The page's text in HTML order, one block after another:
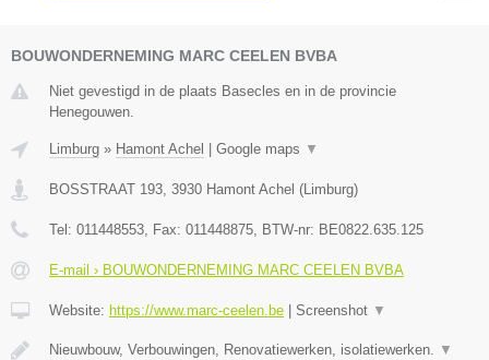
BOUWONDERNEMING MARC CEELEN BVBA
Niet gevestigd in de plaats Basecles en in de provincie
Henegouwen.
Limburg » Hamont Achel Google maps ▼
BOSSTRAAT 193 3930 Hamont Achel ( Limburg)
Tel: 011448553 , Fax: 011448875 , BTW-nr: BE0822.635.125
E-mail › BOUWONDERNEMING MARC CEELEN BVBA
Website: https://www.marc-ceelen.be Screenshot ▼
Nieuwbouw, Verbouwingen, Renovatiewerken, isolatiewerken. ▼